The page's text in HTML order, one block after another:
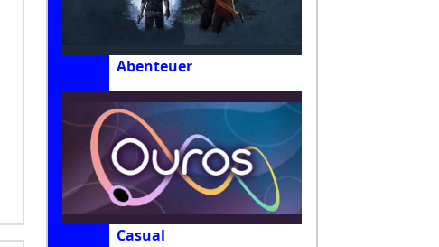
Abenteuer
Casual